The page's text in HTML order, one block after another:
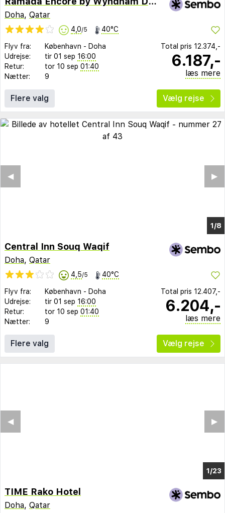
Doha, Qatar
4,0/5 40°C
Flyv fra: København - Doha
Udrejse:
tir 01 sep 16:00
Retur:
tor 10 sep 01:40
Nætter:
9
Total pris 12.374,-
6.187,-
læs mere
Flere valg Vælg rejse
1/3
▶︎
◀︎
Central Inn Souq Waqif
Doha, Qatar
4,5/5 40°C
Flyv fra: København - Doha
Udrejse:
tir 01 sep 16:00
Retur:
tor 10 sep 01:40
Nætter:
9
Total pris 12.407,-
6.204,-
læs mere
Flere valg Vælg rejse
1/18
▶︎
◀︎
TIME Rako Hotel
Doha, Qatar